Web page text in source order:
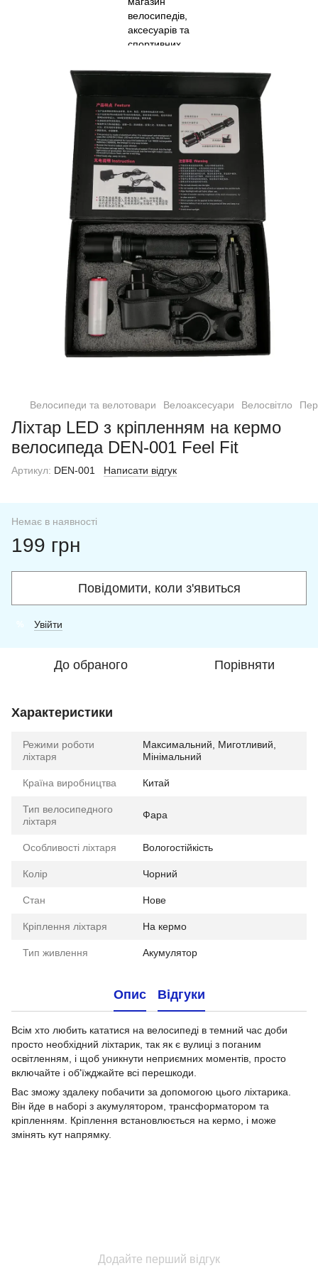
Велосипеди та велотовари Велоаксесуари Велосвітло
Ліхтар LED з кріпленням на кермо
велосипеда DEN-001 Feel Fit
Артикул: DEN-001 Написати відгук
Немає в наявності
199 грн
Повідомити, коли з'явиться
Увійти
До обраного Порівняти
Характеристики
Режими роботи
ліхтаря
Максимальний, Миготливий,
Мінімальний
Країна виробництва Китай
Тип велосипедного
ліхтаря
Фара
Особливості ліхтаря Вологостійкість
Колір Чорний
Стан Нове
Кріплення ліхтаря На кермо
Тип живлення Акумулятор
Опис Відгуки
Всім хто любить кататися на велосипеді в темний час доби
просто необхідний ліхтарик, так як є вулиці з поганим
освітленням, і щоб уникнути неприємних моментів, просто
включайте і об'їжджайте всі перешкоди.
Вас зможу здалеку побачити за допомогою цього ліхтарика.
Він йде в наборі з акумулятором, трансформатором та
кріпленням. Кріплення встановлюється на кермо, і може
змінять кут напрямку.
Додайте перший відгук